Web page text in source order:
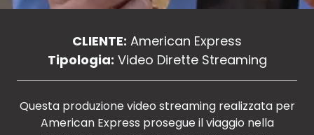
CLIENTE: American Express
Tipologia: Video Dirette Streaming
Questa produzione video streaming realizzata per
American Express prosegue il viaggio nella